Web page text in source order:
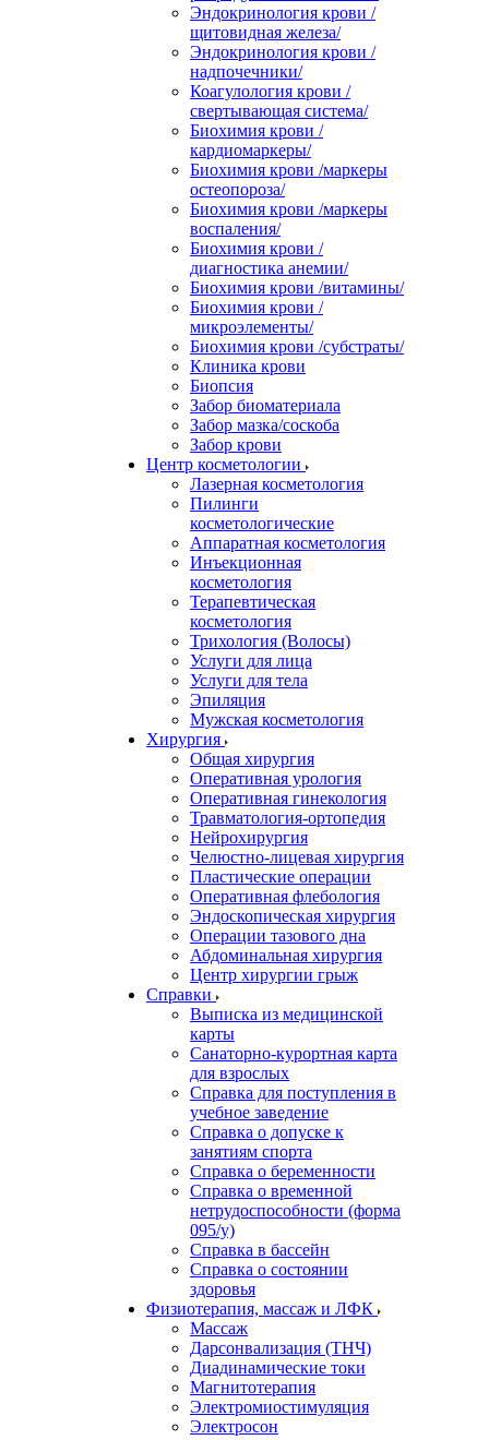
Эндокринология крови /
щитовидная железа/
Эндокринология крови /
надпочечники/
Коагулология крови /
свертывающая система/
Биохимия крови /
кардиомаркеры/
Биохимия крови /маркеры
остеопороза/
Биохимия крови /маркеры
воспаления/
Биохимия крови /
диагностика анемии/
Биохимия крови /витамины/
Биохимия крови /
микроэлементы/
Биохимия крови /субстраты/
Клиника крови
Биопсия
Забор биоматериала
Забор мазка/соскоба
Забор крови
Центр косметологии
Лазерная косметология
Пилинги
косметологические
Аппаратная косметология
Инъекционная
косметология
Терапевтическая
косметология
Трихология (Волосы)
Услуги для лица
Услуги для тела
Эпиляция
Мужская косметология
Хирургия
Общая хирургия
Оперативная урология
Оперативная гинекология
Травматология-ортопедия
Нейрохирургия
Челюстно-лицевая хирургия
Пластические операции
Оперативная флебология
Эндоскопическая хирургия
Операции тазового дна
Абдоминальная хирургия
Центр хирургии грыж
Справки
Выписка из медицинской
карты
Санаторно-курортная карта
для взрослых
Справка для поступления в
учебное заведение
Справка о допуске к
занятиям спорта
Справка о беременности
Справка о временной
нетрудоспособности (форма
095/у)
Справка в бассейн
Справка о состоянии
здоровья
Физиотерапия, массаж и ЛФК
Массаж
Дарсонвализация (ТНЧ)
Диадинамические токи
Магнитотерапия
Электромиостимуляция
Электросон